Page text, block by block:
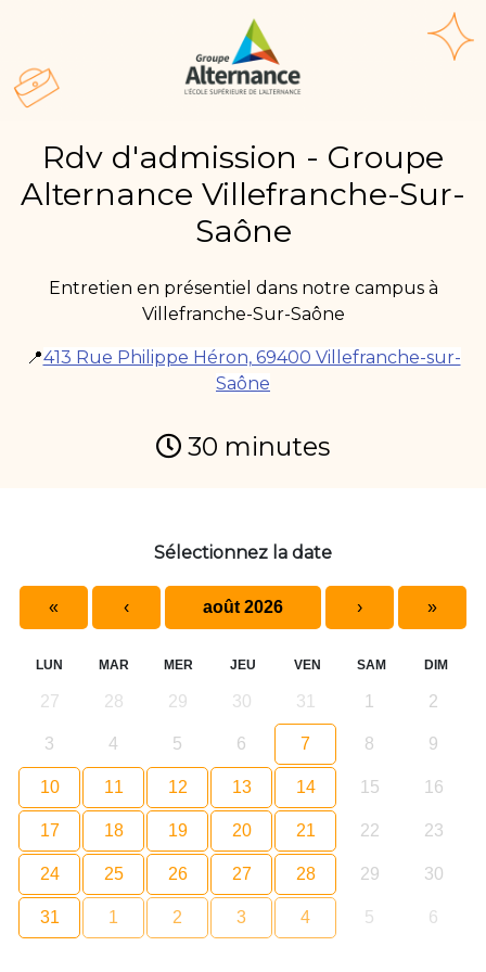
Rdv d'admission - Groupe
Alternance Villefranche-Sur-
Saône
Entretien en présentiel dans notre campus à
Villefranche-Sur-Saône
📍413 Rue Philippe Héron, 69400 Villefranche-sur-
Saône
30 minutes
Sélectionnez la date
« ‹ août 2026 › »
LUN MAR MER JEU VEN SAM DIM
27 28 29 30 31 1 2
3 4 5 6 7 8 9
10 11 12 13 14 15 16
17 18 19 20 21 22 23
24 25 26 27 28 29 30
31 1 2 3 4 5 6